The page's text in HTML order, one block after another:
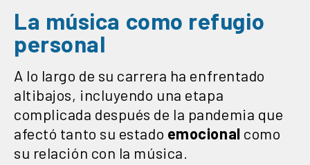
La música como refugio
personal
A lo largo de su carrera ha enfrentado
altibajos, incluyendo una etapa
complicada después de la pandemia que
afectó tanto su estado emocional como
su relación con la música.